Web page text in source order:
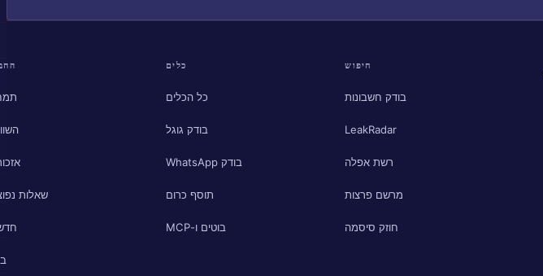
חיפוש
בודק חשבונות
LeakRadar
רשת אפלה
מרשם פרצות
חוזק סיסמה
כלים
כל הכלים
בודק גוגל
בודק WhatsApp
תוסף כרום
בוטים ו-MCP
שאלות